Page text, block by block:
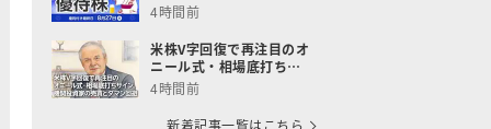
4時間前
米株V字回復で再注目のオ
ニール式・相場底打ち…
4時間前
新着記事一覧はこちら